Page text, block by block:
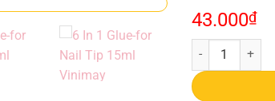
43.000₫
6 In 1 Glue-for